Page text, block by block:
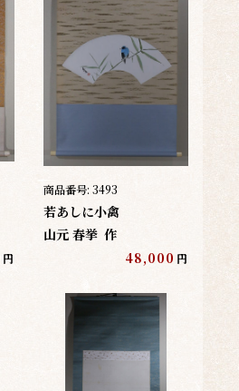
円
商品番号: 3493
若あしに小禽
山元 春挙 作
48,000 円